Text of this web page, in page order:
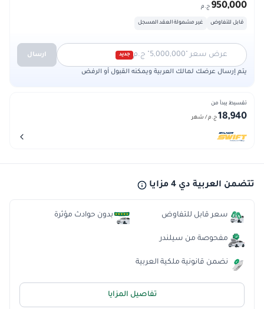
950,000 ج.م
قابل للتفاوض غير مشمولة العقد المسجل
عرض سعر "5,000,000" ج.م جديد ارسال
يتم إرسال عرضك لمالك العربية ويمكنه القبول أو الرفض
تقسيط يبدأ من
18,940 ج.م / شهر
تتضمن العربية دي 4 مزايا
سعر قابل للتفاوض
مفحوصة من سيلندر
نضمن قانونية ملكية العربية
بدون حوادث مؤثرة
تفاصيل المزايا